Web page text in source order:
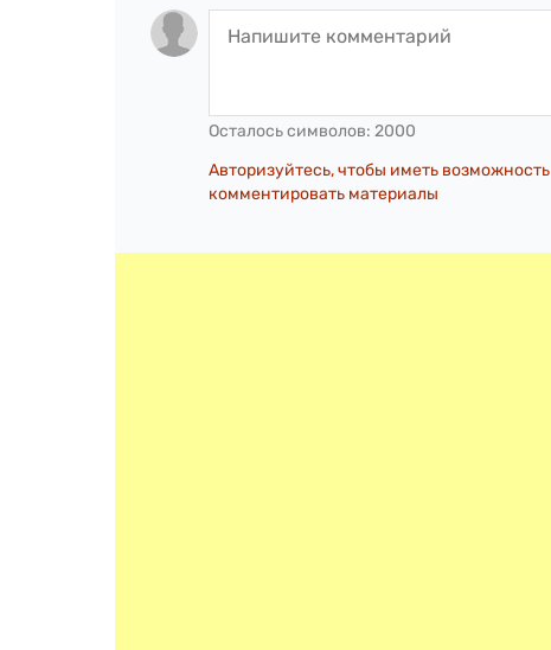
Осталось символов: 2000
Авторизуйтесь, чтобы иметь возможность
комментировать материалы